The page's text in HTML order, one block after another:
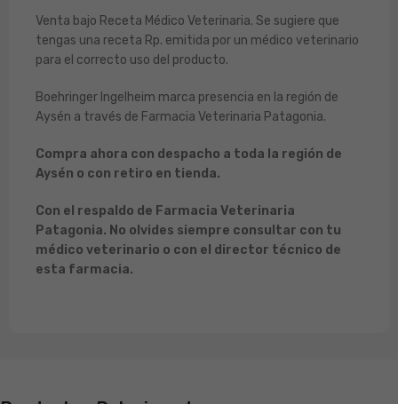
Venta bajo Receta Médico Veterinaria. Se sugiere que
tengas una receta Rp. emitida por un médico veterinario
para el correcto uso del producto.
Boehringer Ingelheim marca presencia en la región de
Aysén a través de Farmacia Veterinaria Patagonia.
Compra ahora con despacho a toda la región de
Aysén o con retiro en tienda.
Con el respaldo de Farmacia Veterinaria
Patagonia. No olvides siempre consultar con tu
médico veterinario o con el director técnico de
esta farmacia.